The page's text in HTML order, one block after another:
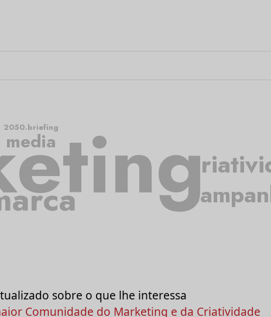
media
2050.briefing
sobre o que lhe interessa
Comunidade do Marketing e da Criatividade